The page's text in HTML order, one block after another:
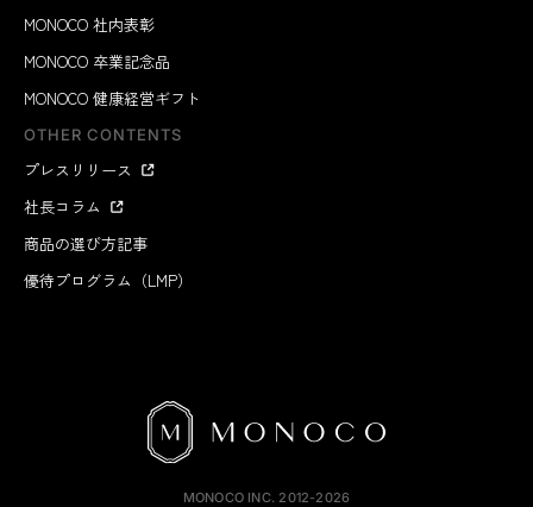
MONOCO 社内表彰
MONOCO 卒業記念品
MONOCO 健康経営ギフト
OTHER CONTENTS
プレスリリース
社長コラム
商品の選び方記事
優待プログラム（LMP）
MONOCO INC. 2012-2026